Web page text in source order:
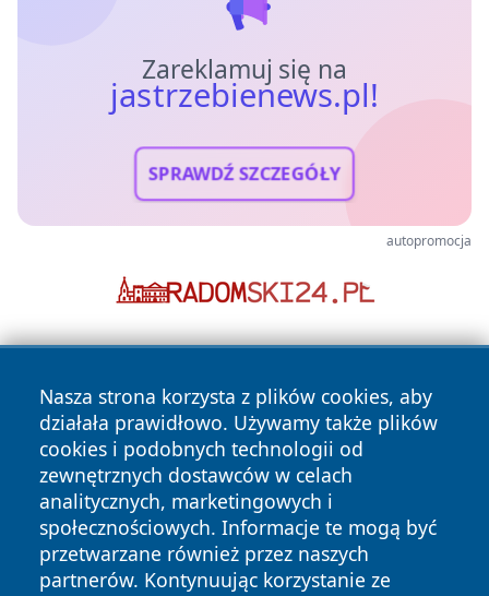
Zareklamuj się na
jastrzebienews.pl!
SPRAWDŹ SZCZEGÓŁY
autopromocja
Nasza strona korzysta z plików cookies, aby
działała prawidłowo. Używamy także plików
cookies i podobnych technologii od
zewnętrznych dostawców w celach
analitycznych, marketingowych i
społecznościowych. Informacje te mogą być
przetwarzane również przez naszych
partnerów. Kontynuując korzystanie ze
Copyright © 2026 jastrzebienews.pl Wszystkie prawa
zastrzeżone.
Polityka
Polityka